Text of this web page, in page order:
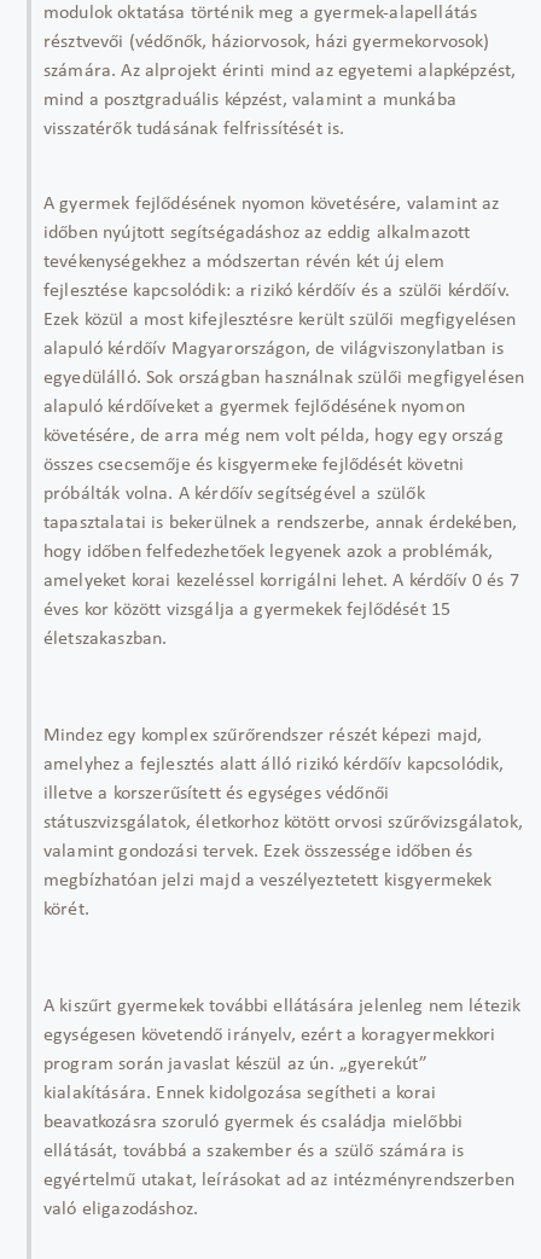
modulok oktatása történik meg a gyermek-alapellátás
résztvevői (védőnők, háziorvosok, házi gyermekorvosok)
számára. Az alprojekt érinti mind az egyetemi alapképzést,
mind a posztgraduális képzést, valamint a munkába
visszatérők tudásának felfrissítését is.
A gyermek fejlődésének nyomon követésére, valamint az
időben nyújtott segítségadáshoz az eddig alkalmazott
tevékenységekhez a módszertan révén két új elem
fejlesztése kapcsolódik: a rizikó kérdőív és a szülői kérdőív.
Ezek közül a most kifejlesztésre került szülői megfigyelésen
alapuló kérdőív Magyarországon, de világviszonylatban is
egyedülálló. Sok országban használnak szülői megfigyelésen
alapuló kérdőíveket a gyermek fejlődésének nyomon
követésére, de arra még nem volt példa, hogy egy ország
összes csecsemője és kisgyermeke fejlődését követni
próbálták volna. A kérdőív segítségével a szülők
tapasztalatai is bekerülnek a rendszerbe, annak érdekében,
hogy időben felfedezhetőek legyenek azok a problémák,
amelyeket korai kezeléssel korrigálni lehet. A kérdőív 0 és 7
éves kor között vizsgálja a gyermekek fejlődését 15
életszakaszban.
Mindez egy komplex szűrőrendszer részét képezi majd,
amelyhez a fejlesztés alatt álló rizikó kérdőív kapcsolódik,
illetve a korszerűsített és egységes védőnői
státuszvizsgálatok, életkorhoz kötött orvosi szűrővizsgálatok,
valamint gondozási tervek. Ezek összessége időben és
megbízhatóan jelzi majd a veszélyeztetett kisgyermekek
körét.
A kiszűrt gyermekek további ellátására jelenleg nem létezik
egységesen követendő irányelv, ezért a koragyermekkori
program során javaslat készül az ún. „gyerekút”
kialakítására. Ennek kidolgozása segítheti a korai
beavatkozásra szoruló gyermek és családja mielőbbi
ellátását, továbbá a szakember és a szülő számára is
egyértelmű utakat, leírásokat ad az intézményrendszerben
való eligazodáshoz.